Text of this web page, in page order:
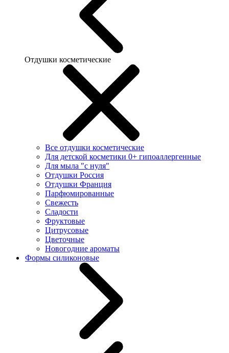
Отдушки косметические
Все отдушки косметические
Для детской косметики 0+ гипоаллергенные
Для мыла "с нуля"
Отдушки Россия
Отдушки Франция
Парфюмированные
Свежесть
Сладости
Фруктовые
Цитрусовые
Цветочные
Новогодние ароматы
Формы силиконовые